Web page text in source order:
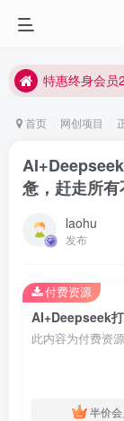
特惠终身会
特惠终身会员
首页 网创项目
惫，赶走所
laohu
发布
此内容为付费资
半价会
付费资源